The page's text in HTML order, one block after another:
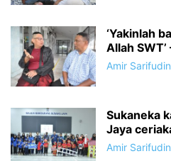
‘Yakinlah
Allah
Amir Sarifudin
Sukaneka
Jaya
Amir Sarifudin